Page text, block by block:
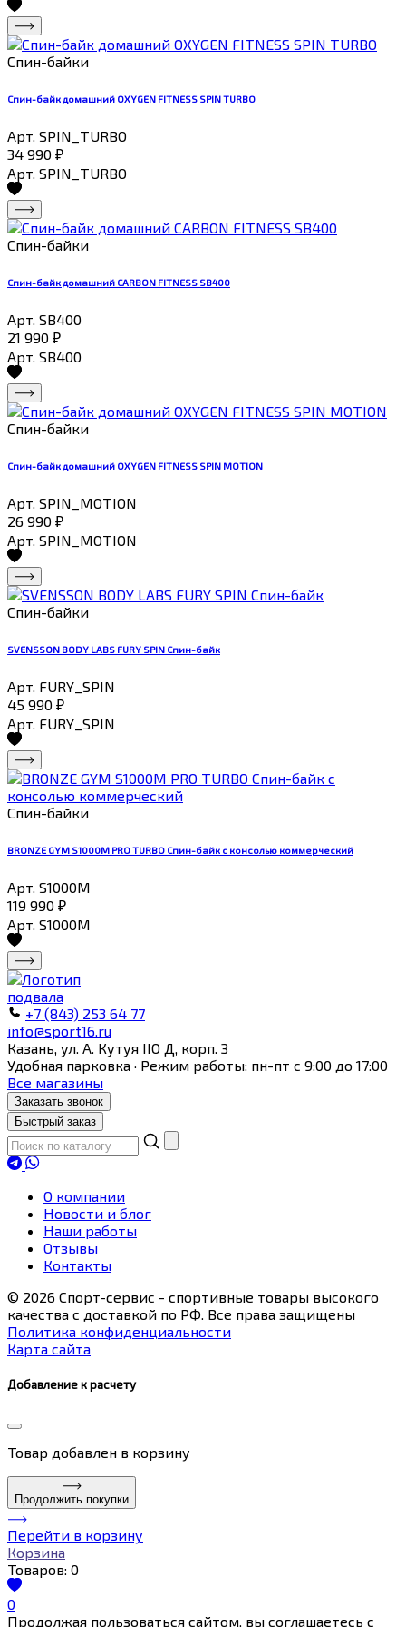
Спин-байки
Спин-байк домашний OXYGEN FITNESS SPIN TURBO
Арт. SPIN_TURBO
34 990 ₽
Арт. SPIN_TURBO
Спин-байки
Спин-байк домашний CARBON FITNESS SB400
Арт. SB400
21 990 ₽
Арт. SB400
Спин-байки
Спин-байк домашний OXYGEN FITNESS SPIN MOTION
Арт. SPIN_MOTION
26 990 ₽
Арт. SPIN_MOTION
Спин-байки
SVENSSON BODY LABS FURY SPIN Спин-байк
Арт. FURY_SPIN
45 990 ₽
Арт. FURY_SPIN
Спин-байки
BRONZE GYM S1000M PRO TURBO Спин-байк с консолью коммерческий
Арт. S1000M
119 990 ₽
Арт. S1000M
+7 (843) 253 64 77
info@sport16.ru
Казань, ул. А. Кутуя IIO Д, корп. З
Удобная парковка · Режим работы: пн-пт с 9:00 до 17:00
Все магазины
Заказать звонок
Быстрый заказ
О компании
Новости и блог
Наши работы
Отзывы
Контакты
© 2026 Спорт-сервис - спортивные товары высокого
качества с доставкой по РФ. Все права защищены
Политика конфиденциальности
Карта сайта
Добавление к расчету
Товар добавлен в корзину
Продолжить покупки
Перейти в корзину
Корзина
Товаров: 0
0
Продолжая пользоваться сайтом, вы соглашаетесь с